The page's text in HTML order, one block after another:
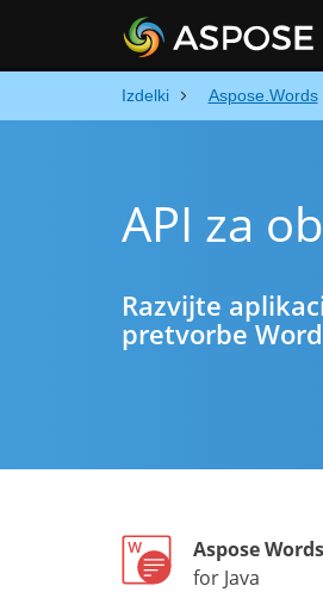
Izdelki Aspose.Words
API za
Razvijte
pretvorbe
Aspose Words
for Java